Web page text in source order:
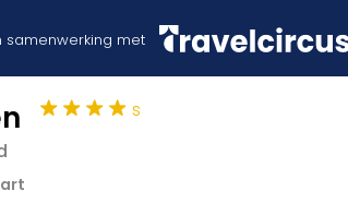
samenwerking met
s